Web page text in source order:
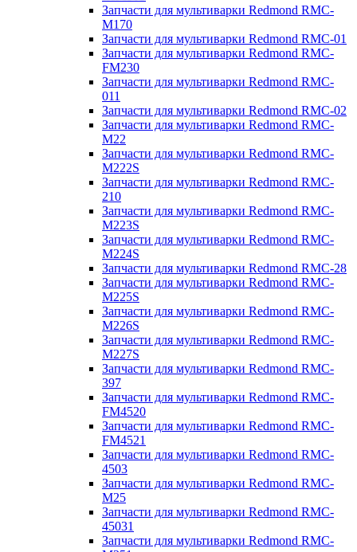
Запчасти для мультиварки Redmond RMC-
M170
Запчасти для мультиварки Redmond RMC-01
Запчасти для мультиварки Redmond RMC-
FM230
Запчасти для мультиварки Redmond RMC-
011
Запчасти для мультиварки Redmond RMC-02
Запчасти для мультиварки Redmond RMC-
M22
Запчасти для мультиварки Redmond RMC-
M222S
Запчасти для мультиварки Redmond RMC-
210
Запчасти для мультиварки Redmond RMC-
M223S
Запчасти для мультиварки Redmond RMC-
M224S
Запчасти для мультиварки Redmond RMC-28
Запчасти для мультиварки Redmond RMC-
M225S
Запчасти для мультиварки Redmond RMC-
M226S
Запчасти для мультиварки Redmond RMC-
M227S
Запчасти для мультиварки Redmond RMC-
397
Запчасти для мультиварки Redmond RMC-
FM4520
Запчасти для мультиварки Redmond RMC-
FM4521
Запчасти для мультиварки Redmond RMC-
4503
Запчасти для мультиварки Redmond RMC-
M25
Запчасти для мультиварки Redmond RMC-
45031
Запчасти для мультиварки Redmond RMC-